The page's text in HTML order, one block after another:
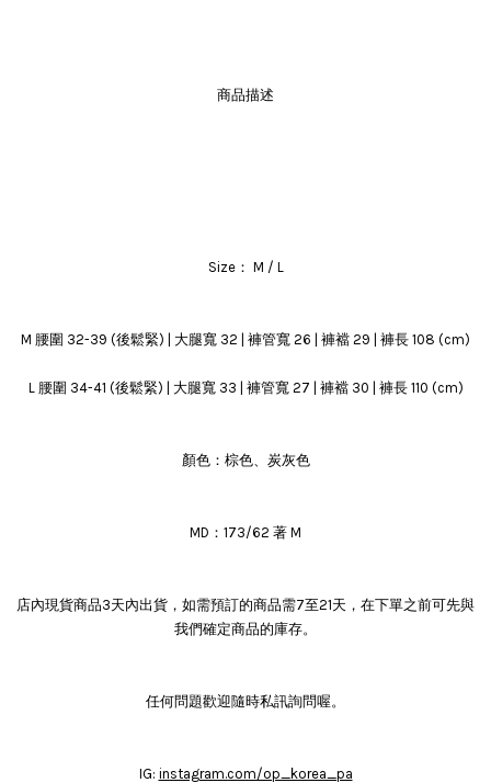
商品描述
Size： M / L
M 腰圍 32-39 (後鬆緊) | 大腿寬 32 | 褲管寬 26 | 褲襠 29 | 褲長 108 (cm)
L 腰圍 34-41 (後鬆緊) | 大腿寬 33 | 褲管寬 27 | 褲襠 30 | 褲長 110 (cm)
顏色：棕色、炭灰色
MD：173/62 著 M
店內現貨商品3天內出貨，如需預訂的商品需7至21天，在下單之前可先與
我們確定商品的庫存。
任何問題歡迎隨時私訊詢問喔。
IG: instagram.com/op_korea_pa